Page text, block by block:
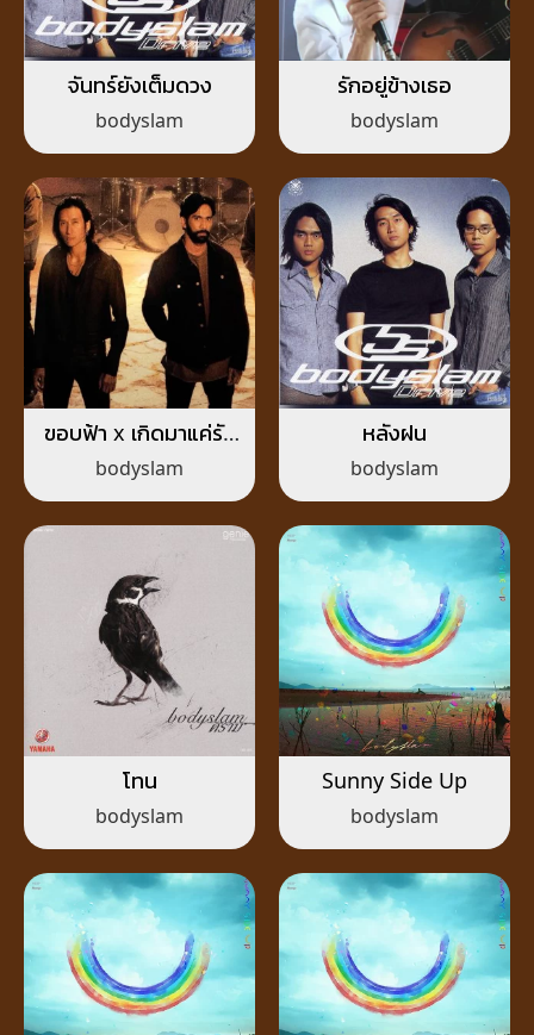
จันทร์ยังเต็มดวง
bodyslam
รักอยู่ข้างเธอ
bodyslam
ขอบฟ้า x เกิดมาแค่รัก
กัน
bodyslam
หลังฝน
bodyslam
โทน
bodyslam
Sunny Side Up
bodyslam